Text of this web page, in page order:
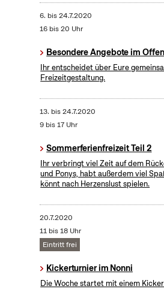
6. bis24.7.2020
16 bis 20 Uhr
Besondere Angebote im
Ihr entscheidet über Eure
Freizeitgestaltung.
13. bis24.7.2020
9 bis 17 Uhr
Sommerferienfreizeit Teil 2
Ihr verbringt viel Zeit auf dem
und Ponys, habt außerdem viel
könnt nach Herzenslust spielen.
20.7.2020
11 bis 18 Uhr
Eintritt frei
Kickerturnier im Nonni
Die Woche startet mit einem